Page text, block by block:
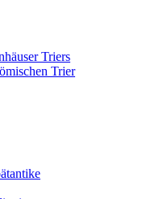
Triers
Trier